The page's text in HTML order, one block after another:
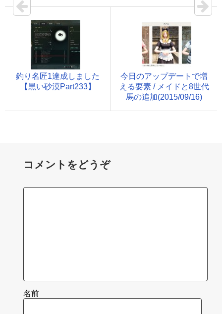
釣り名匠1達成しました
【黒い砂漠Part233】
今日のアップデートで増
える要素 / メイドと8世代
馬の追加(2015/09/16)
コメントをどうぞ
名前